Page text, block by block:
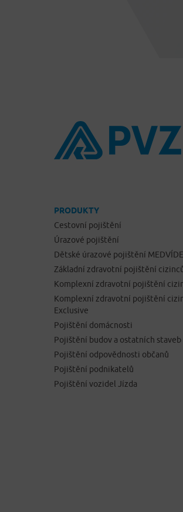
PRODUKTY
Cestovní pojištění
Úrazové pojištění
Dětské úrazové pojištění
Základní zdravotní pojištění
Komplexní zdravotní pojištění
Komplexní zdravotní pojištění
Exclusive
Pojištění domácnosti
Pojištění budov a ostatních staveb
Pojištění odpovědnosti občanů
Pojištění podnikatelů
Pojištění vozidel Jízda